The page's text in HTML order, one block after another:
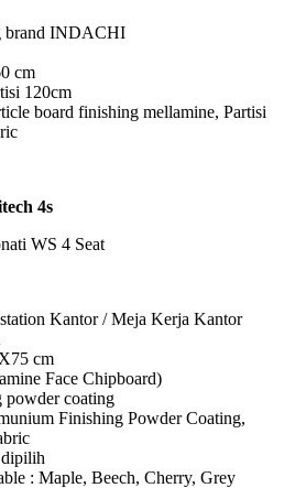
brand INDACHI
cm
120cm
board finishing mellamine, Partisi
4s
Kantor / Meja Kerja Kantor
cm
Face Chipboard)
coating
Finishing Powder Coating,
: Maple, Beech, Cherry, Grey